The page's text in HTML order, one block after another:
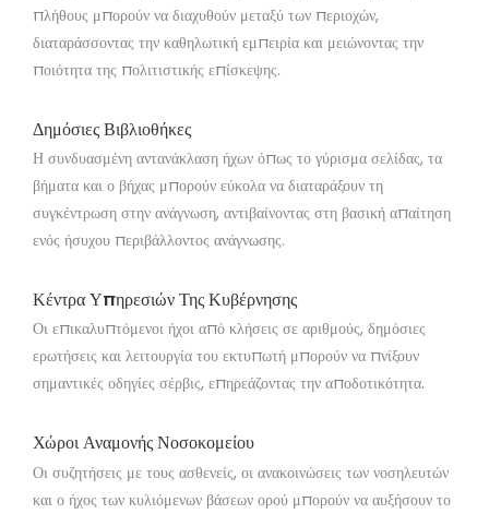
πλήθους μπορούν να διαχυθούν μεταξύ των περιοχών,
διαταράσσοντας την καθηλωτική εμπειρία και μειώνοντας την
ποιότητα της πολιτιστικής επίσκεψης.
Δημόσιες Βιβλιοθήκες
Η συνδυασμένη αντανάκλαση ήχων όπως το γύρισμα σελίδας, τα
βήματα και ο βήχας μπορούν εύκολα να διαταράξουν τη
συγκέντρωση στην ανάγνωση, αντιβαίνοντας στη βασική απαίτηση
ενός ήσυχου περιβάλλοντος ανάγνωσης.
Κέντρα Υπηρεσιών Της Κυβέρνησης
Οι επικαλυπτόμενοι ήχοι από κλήσεις σε αριθμούς, δημόσιες
ερωτήσεις και λειτουργία του εκτυπωτή μπορούν να πνίξουν
σημαντικές οδηγίες σέρβις, επηρεάζοντας την αποδοτικότητα.
Χώροι Αναμονής Νοσοκομείου
Οι συζητήσεις με τους ασθενείς, οι ανακοινώσεις των νοσηλευτών
και ο ήχος των κυλιόμενων βάσεων ορού μπορούν να αυξήσουν το